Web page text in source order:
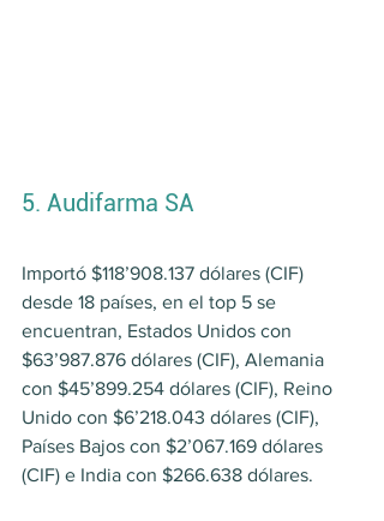
5. Audifarma SA
Importó $118’908.137 dólares (CIF)
desde 18 países, en el top 5 se
encuentran, Estados Unidos con
$63’987.876 dólares (CIF), Alemania
con $45’899.254 dólares (CIF), Reino
Unido con $6’218.043 dólares (CIF),
Países Bajos con $2’067.169 dólares
(CIF) e India con $266.638 dólares.